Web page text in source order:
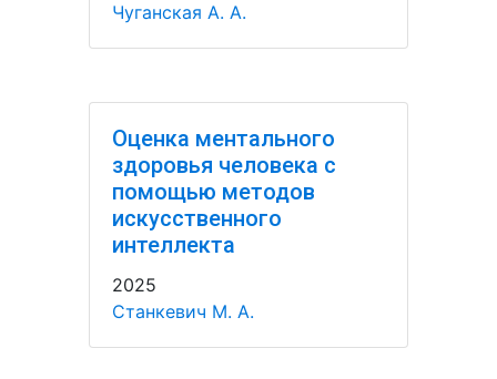
Чуганская А. А.
Оценка ментального
здоровья человека с
помощью методов
искусственного
интеллекта
2025
Станкевич М. А.